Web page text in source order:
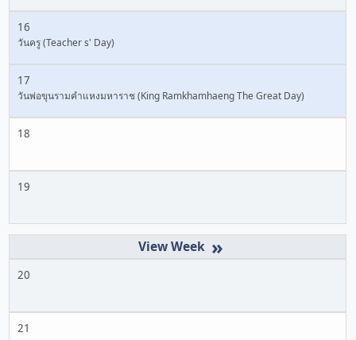
16
วันครู (Teacher s' Day)
17
วันพ่อขุนรามคำแหงมหาราช (King Ramkhamhaeng The Great Day)
18
19
»
20
21